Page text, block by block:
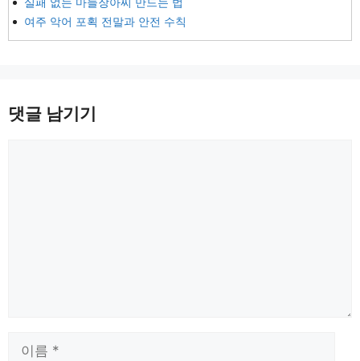
여주 악어 포획 전말과 안전 수칙
댓글 남기기